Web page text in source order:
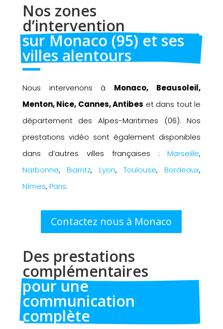
Nos zones
d’intervention
sur Monaco (95) et ses
villes alentours
Nous intervenons à Monaco, Beausoleil,
Menton, Nice, Cannes, Antibes et dans tout le
département des Alpes-Maritimes (06). Nos
prestations vidéo sont également disponibles
dans d’autres villes françaises :Marseille,
Narbonne,Biarritz, Lyon, Toulouse,Bordeaux,
Nîmes, Paris.
Contactez nous à Monaco
Des prestations
complémentaires
pour une
communication
complète